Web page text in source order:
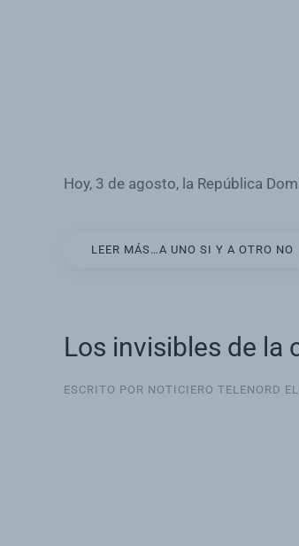
Hoy, 3 de agosto, la República
LEER MÁS…A UNO SI Y A OTRO NO
Los invisibles de la
ESCRITO POR NOTICIERO TELENORD EL